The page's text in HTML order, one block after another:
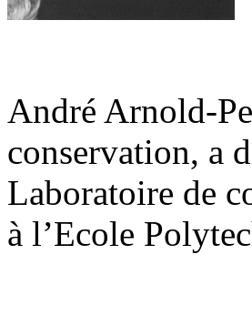
André Arnold-
conservation, a
Laboratoire de
à l’Ecole